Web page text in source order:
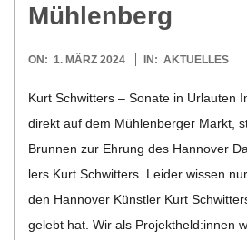
G
O
L
D
S
Mühlenberg
2024-
ON: 1. MÄRZ 2024 IN: AKTUELLES
Kurt Schwit­ters – Sonate in Urlau­ten
direkt auf dem Müh­len­ber­ger Markt,
Brun­nen zur Ehrung des Han­no­ver
lers Kurt Schwit­ters. Lei­der wis­sen
den Han­no­ver Künst­ler Kurt
gelebt hat. Wir als Projektheld:innen